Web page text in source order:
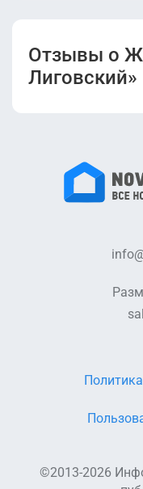
Отзывы о
Лиговский»
©2013-2026